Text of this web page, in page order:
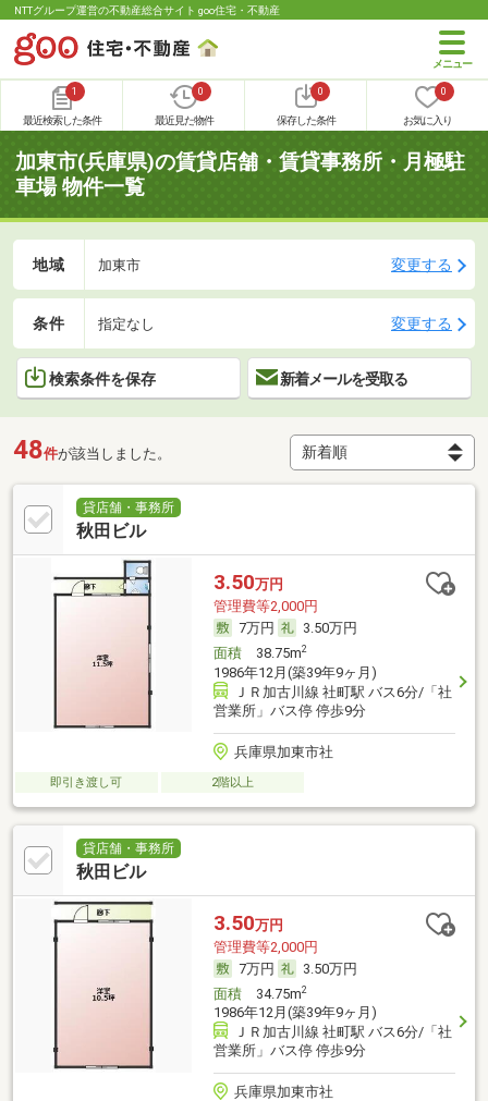
NTTグループ運営の不動産総合サイト goo住宅・不動産
1
最近検索した条件
0
最近見た物件
0
保存した条件
0
お気に入り
加東市(兵庫県)の賃貸店舗・賃貸事務所・月極駐
車場 物件一覧
地域 加東市 変更する
条件 指定なし 変更する
検索条件を保存 新着メールを受取る
48件が該当しました。
貸店舗・事務所
秋田ビル
3.50万円
管理費等2,000円
7万円
3.50万円
面積38.75m2
1986年12月(築39年9ヶ月)
ＪＲ加古川線 社町駅 バス6分/「社
営業所」バス停 停歩9分
兵庫県加東市社
即引き渡し可 2階以上
貸店舗・事務所
秋田ビル
3.50万円
管理費等2,000円
7万円
3.50万円
面積34.75m2
1986年12月(築39年9ヶ月)
ＪＲ加古川線 社町駅 バス6分/「社
営業所」バス停 停歩9分
兵庫県加東市社